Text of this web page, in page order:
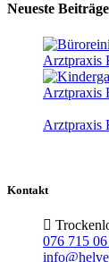
Neueste Beiträge
Arztpraxis
Arztpraxis
Arztpraxis
Kontakt
076 715